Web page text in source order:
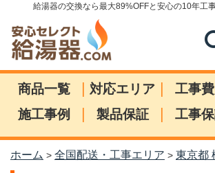
給湯器の交換なら最大89%OFFと安心の10年工
商品一覧 | 対応エリア | 工事
施工事例
| 製品保証 | 工事
ホーム > 全国配送・工事エリア > 東京都